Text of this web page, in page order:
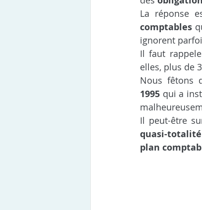
La réponse
comptables
ignorent
Il faut
elles, plus de
Nous fêtons
1995 qui a
Il peut-être
quasi-totalité
plan